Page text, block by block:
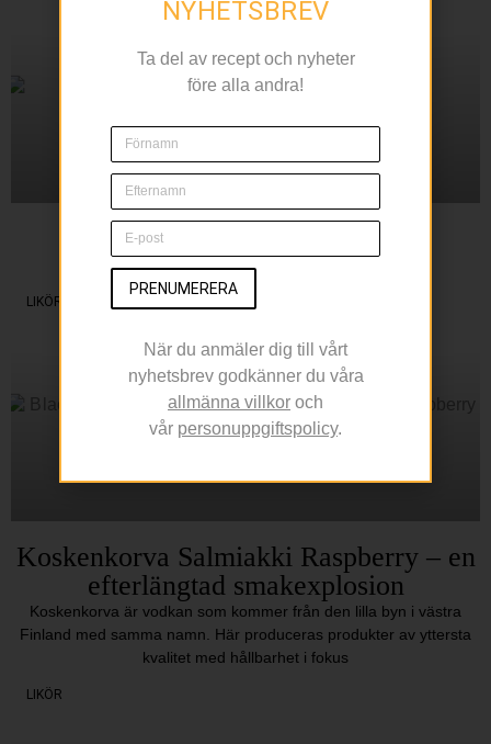
Sippa på en Margarita
Under Cinco de Mayo
LIKÖR
Koskenkorva Salmiakki Raspberry – en
efterlängtad smakexplosion
Koskenkorva är vodkan som kommer från den lilla byn i västra
Finland med samma namn. Här produceras produkter av yttersta
kvalitet med hållbarhet i fokus
LIKÖR
NYHETSBREV
Ta del av recept och nyheter
före alla andra!
PRENUMERERA
När du anmäler dig till vårt
nyhetsbrev godkänner du våra
allmänna villkor och
vår personuppgiftspolicy.